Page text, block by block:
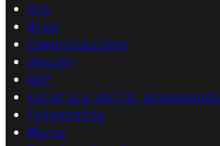
Art
Blog
Comunicazione
Design
DOP
Estetica della propaganda
Fotografia
Movie